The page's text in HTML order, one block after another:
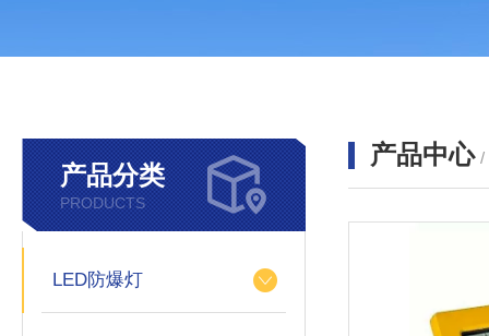
产品分类
PRODUCTS
LED防爆灯
产品中心 /